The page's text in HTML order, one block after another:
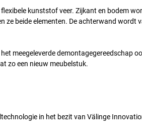
kunststof veer. Zijkant en bodem
ze beide elementen. De achterwand wordt
meegeleverde demontagegereedschap
zo een nieuw meubelstuk.
in het bezit van Välinge